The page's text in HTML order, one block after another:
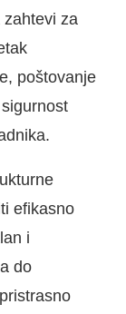
za
poštovanje
efikasno
i
do